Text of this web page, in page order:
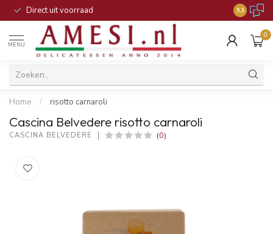
Direct uit voorraad 9.3
MENU
0
Home / risotto carnaroli
Cascina Belvedere risotto carnaroli
CASCINA BELVEDERE (0)